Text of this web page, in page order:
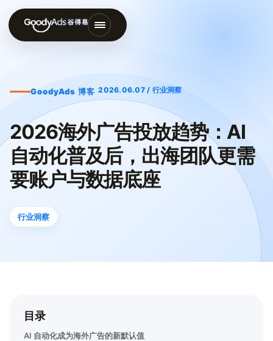
打
航
菜
单
GoodyAds 博客 2026.06.07 / 行业洞察
2026海外广告投放趋势：AI
自动化普及后，出海团队更需
要账户与数据底座
行业洞察
目录
AI 自动化成为海外广告的新默认值